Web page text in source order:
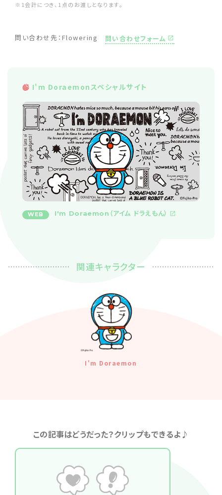
※1会計につき、1点のお渡しとなります。
問い合わせ先：Flowering 問い合わせフォーム
I'm Doraemonスペシャルサイト
WEB I'm Doraemon（アイム ドラえもん）
関連キャラクター
I'm Doraemon
この記事はどうだった？クリップもできるよ♪